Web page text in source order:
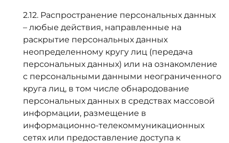
2.12. Распространение персональных данных
– любые действия, направленные на
раскрытие персональных данных
неопределенному кругу лиц (передача
персональных данных) или на ознакомление
с персональными данными неограниченного
круга лиц, в том числе обнародование
персональных данных в средствах массовой
информации, размещение в
информационно-телекоммуникационных
сетях или предоставление доступа к